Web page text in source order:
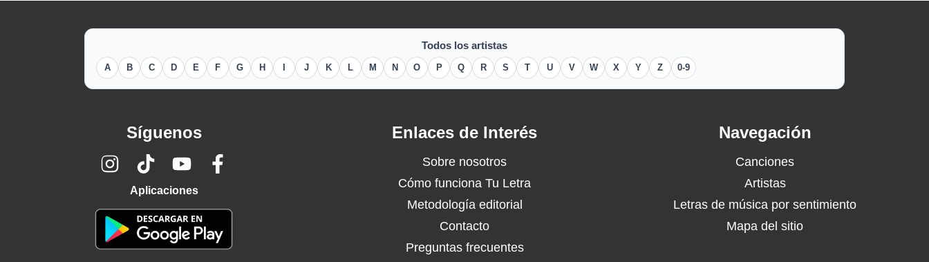
Todos los artistas
A B C D E F G H J K L M N O P Q R S T U V W X Y Z 0-9
Síguenos
Aplicaciones
Enlaces de Interés
Sobre nosotros
Cómo funciona Tu Letra
Metodología editorial
Contacto
Preguntas frecuentes
Navegación
Canciones
Artistas
Letras de música por sentimiento
Mapa del sitio